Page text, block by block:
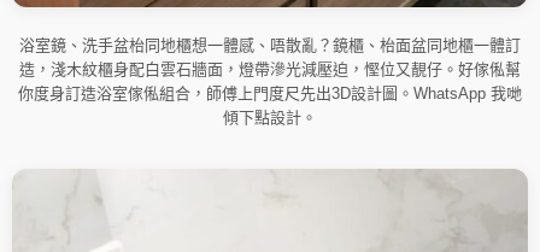
浴室鏡、洗手盆枱同地櫃想一體感、唔散亂？鏡櫃、枱面盆同地櫃一體訂
造，淺木紋櫃身配白雲石牆面，燈帶滲光減壓迫，慳位又靚仔。好傢俬幫
你度身訂造浴室傢俬組合，師傅上門度尺先出3D設計圖。WhatsApp 我哋
傾下點設計。